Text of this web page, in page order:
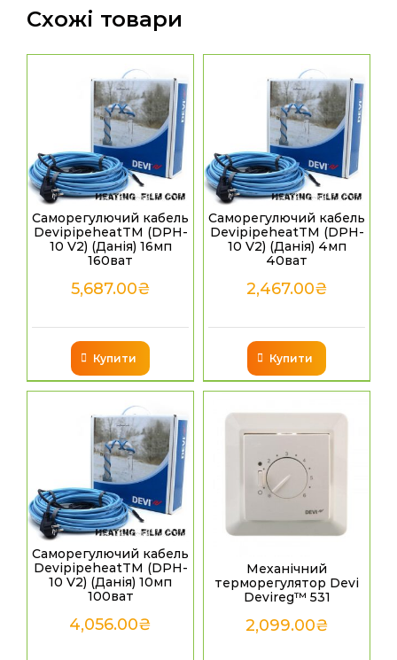
Схожі товари
Саморегулючий кабель
DevipipeheatТМ (DPH-
10 V2) (Данія) 16мп
160ват
5,687.00₴
Купити
Саморегулючий кабель
DevipipeheatТМ (DPH-
10 V2) (Данія) 4мп
40ват
2,467.00₴
Купити
Саморегулючий кабель
DevipipeheatТМ (DPH-
10 V2) (Данія) 10мп
100ват
4,056.00₴
Механічний
терморегулятор Devi
Devireg™ 531
2,099.00₴